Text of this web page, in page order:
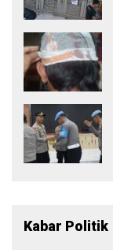
Kabar Politik